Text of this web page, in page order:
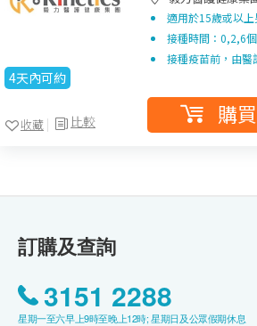
4天內可約
比較
收藏
適用於15歲或以
接種時間：0,2,6
接種疫苗前，由醫
購買
訂購及查詢
3151 2288
星期一至六早上9時至晚上12時; 星期日及公眾假期休息